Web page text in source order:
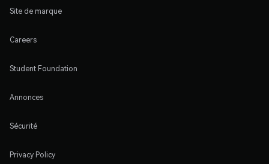
Site de marque
Careers
Student Foundation
Annonces
Sécurité
Privacy Policy